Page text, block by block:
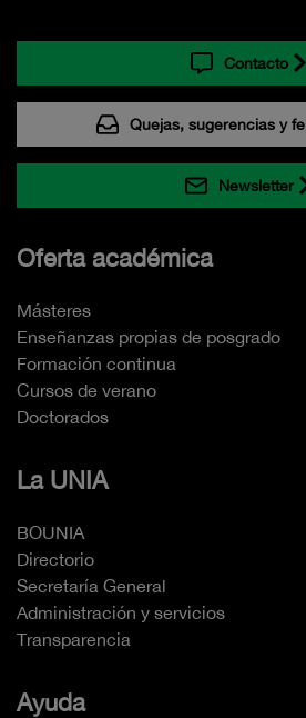
Contacto
Quejas, sugerencias y
Newsletter
Oferta académica
Másteres
Enseñanzas propias de posgrado
Formación continua
Cursos de verano
Doctorados
La UNIA
BOUNIA
Directorio
Secretaría General
Administración y servicios
Transparencia
Ayuda